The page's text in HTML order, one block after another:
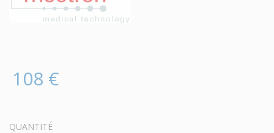
108 €
QUANTITÉ